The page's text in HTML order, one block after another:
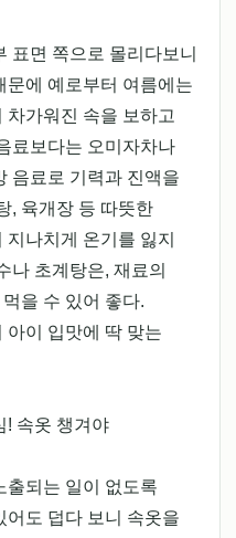
표면 쪽으로 몰리다보니
문에 예로부터 여름에는
가워진 속을 보하고
료보다는 오미자차나
음료로 기력과 진액을
, 육개장 등 따뜻한
나치게 온기를 잃지
나 초계탕은, 재료의
을 수 있어 좋다.
아이 입맛에 딱 맞는
! 속옷 챙겨야
출되는 일이 없도록
어도 덥다 보니 속옷을